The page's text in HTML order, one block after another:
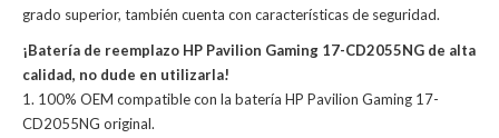
grado superior, también cuenta con características de seguridad.
¡Batería de reemplazo HP Pavilion Gaming 17-CD2055NG de alta
calidad, no dude en utilizarla!
1. 100% OEM compatible con la batería HP Pavilion Gaming 17-
CD2055NG original.